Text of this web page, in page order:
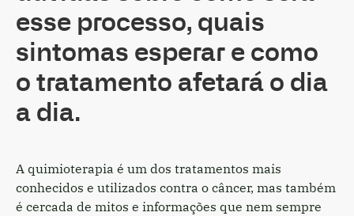
esse processo, quais
sintomas esperar e como
o tratamento afetará o dia
a dia.
A quimioterapia é um dos tratamentos mais
conhecidos e utilizados contra o câncer, mas também
é cercada de mitos e informações que nem sempre